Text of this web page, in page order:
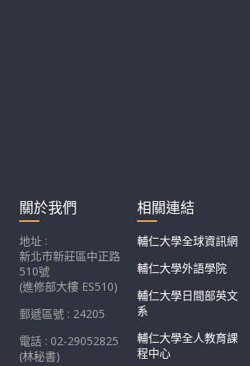
關於我們
地址 :
新北市新莊區中正路
510號
(進修部大樓 ES510)
郵遞區號 : 24205
電話 : 02-29052825
(林秘書)
相關連結
輔仁大學全球資訊網
輔仁大學外語學院
輔仁大學日間部英文
系
輔仁大學全人教育課
程中心